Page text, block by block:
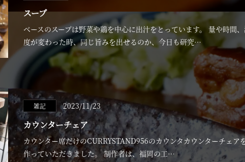
ACCESS
CONTACT
INSTAGRAM
スープ
ベースのスープは野菜や鶏を中心に出汁をとっています。 量や時間
度が変わった時、同じ旨みを出せるのか、今日も研究…
雑記 2023/11/23
カウンターチェア
カウンター席だけのCURRYSTAND956のカウンタカウンターチェア
作っていただきました。 制作者は、福岡の工…